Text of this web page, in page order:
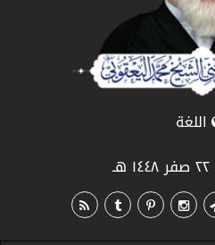
اللغة